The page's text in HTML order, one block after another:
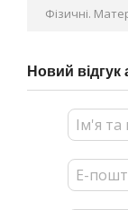
Фізичні.
Новий